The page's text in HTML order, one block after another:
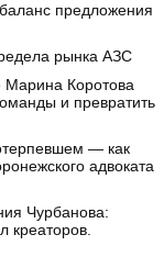
предложения
рынка АЗС
Марина Коротова
и превратить
— как
адвоката
Чурбанова:
креаторов.